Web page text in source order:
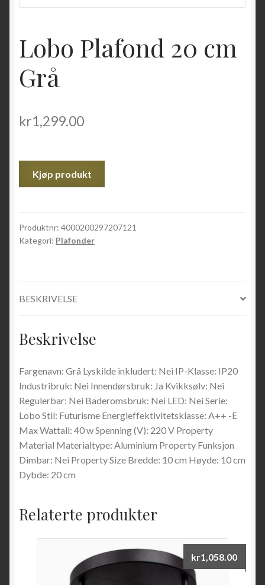
Lobo Plafond 20 cm
Grå
kr1,299.00
Kjøp produkt
Produktnr: 4000200297207121
Kategori: Plafonder
BESKRIVELSE
Beskrivelse
Fargenavn: Grå Lyskilde inkludert: Nei IP-Klasse: IP20
Industribruk: Nei Innendørsbruk: Ja Kvikksølv: Nei
Regulerbar: Nei Baderomsbruk: Nei LED: Nei Serie:
Lobo Stil: Futurisme Energieffektivitetsklasse: A++ -E
Max Wattall: 40 w Spenning (V): 220 V Property
Material Materialtype: Aluminium Property Funksjon
Dimbar: Nei Property Size Bredde: 10 cm Høyde: 10 cm
Dybde: 20 cm
Relaterte produkter
kr1,058.00